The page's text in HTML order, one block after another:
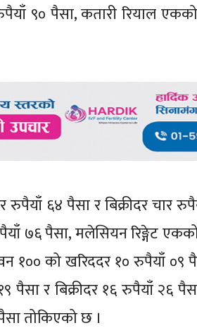
९० पैसा, कतारी रियाल
६४ पैसा र बिक्रीदर चार
७६ पैसा, मलेसियन रिङ्गेट
१०० को खरिददर १० रुपैयाँ ०९
पैसा र बिक्रीदर १६ रुपैयाँ २६
तोकिएको छ ।